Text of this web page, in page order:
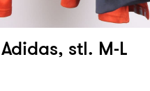
stl. M-L